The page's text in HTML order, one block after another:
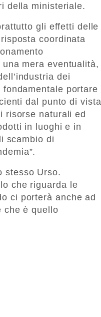
della ministeriale.
gli effetti delle
coordinata
mera eventualità,
dei
portare
dal punto di vista
risorse naturali ed
in luoghi e in
scambio di
stesso Urso.
che riguarda le
ci porterà anche ad
che è quello